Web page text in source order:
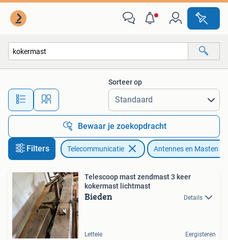
Alle afstanden…
Sorteer op
Bewaar je zoekopdracht
Filters Telecommunicatie Antennes en Masten
Telescoop mast zendmast 3 keer
kokermast lichtmast
Bieden Details
Lettele Eergisteren